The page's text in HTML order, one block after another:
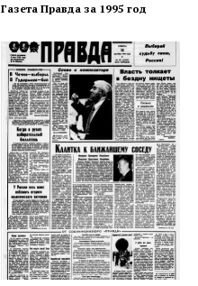
Газета Правда за 1995 год